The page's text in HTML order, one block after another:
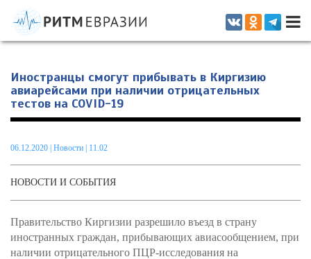
Информационно-аналитическое издание, посвященное актуальным
проблемам интеграции на постсоветском пространстве
Иностранцы смогут прибывать в Киргизию
авиарейсами при наличии отрицательных
тестов на COVID-19
06.12.2020 Новости | 11.02
НОВОСТИ И СОБЫТИЯ
Правительство Киргизии разрешило въезд в страну
иностранных граждан, прибывающих авиасообщением, при
наличии отрицательного ПЦР-исследования на